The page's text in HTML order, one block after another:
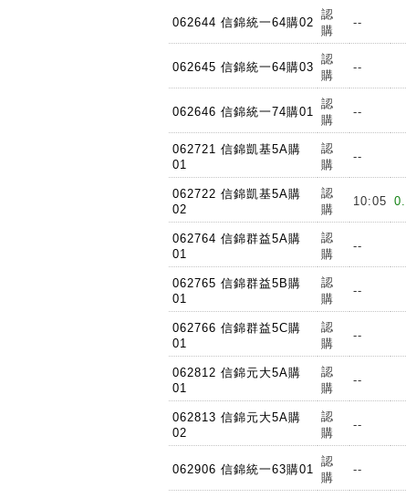
062644 信錦統一64購02
認
購
--
062645 信錦統一64購03
認
購
--
062646 信錦統一74購01
認
購
--
062721 信錦凱基5A購
01
認
購
--
062722 信錦凱基5A購
02
認
購
10:05
062764 信錦群益5A購
01
認
購
--
062765 信錦群益5B購
01
認
購
--
062766 信錦群益5C購
01
認
購
--
062812 信錦元大5A購
01
認
購
--
062813 信錦元大5A購
02
認
購
--
062906 信錦統一63購01
認
購
--